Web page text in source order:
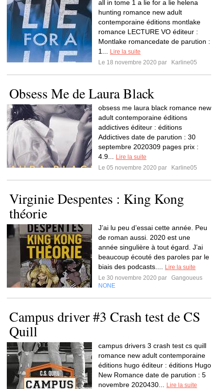
all in tome 1 a lie for a lie helena
hunting romance new adult
contemporaine éditions montlake
romance LECTURE VO éditeur :
Montlake romancedate de parution :
1...
Lire la suite
Le 18 novembre 2020 par
Karline05
Obsess Me de Laura Black
obsess me laura black romance new
adult contemporaine éditions
addictives éditeur : éditions
Addictives date de parution : 30
septembre 2020309 pages prix :
4.9...
Lire la suite
Le 05 novembre 2020 par
Karline05
Virginie Despentes : King Kong
théorie
J’ai lu peu d’essai cette année. Peu
de roman aussi. 2020 est une
année singulière à tout égard. J’ai
beaucoup écouté des paroles par le
biais des podcasts....
Lire la suite
Le 30 novembre 2020 par
Gangoueus
NONE
Campus driver #3 Crash test de CS
Quill
campus drivers 3 crash test cs quill
romance new adult contemporaine
éditions hugo éditeur : éditions Hugo
New Romance date de parution : 5
novembre 2020430...
Lire la suite